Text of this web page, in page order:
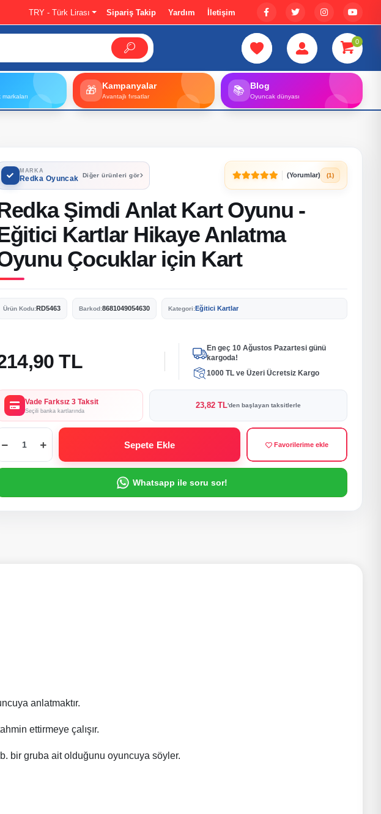
TRY - Türk Lirası Sipariş Takip Yardım İletişim
0
🎁 Kampanyalar
Avantajlı fırsatlar 📚 Blog
Oyuncak dünyası
MARKA
Redka Oyuncak Diğer ürünleri gör (Yorumlar) (1)
Şimdi Anlat Kart Oyunu -
Kartlar Hikaye Anlatma
Çocuklar için Kart
Ürün Kodu:RD5463 Barkod:8681049054630 Kategori:Eğitici Kartlar
TL
En geç 10 Ağustos Pazartesi günü
kargoda!
1000 TL ve Üzeri Ücretsiz Kargo
Vade Farksız 3 Taksit
Seçili banka kartlarında
23,82 TL'den başlayan taksitlerle
Sepete Ekle Favorilerime ekle
Whatsapp ile soru sor!
anlatmaktır.
ettirmeye çalışır.
bir gruba ait olduğunu oyuncuya söyler.